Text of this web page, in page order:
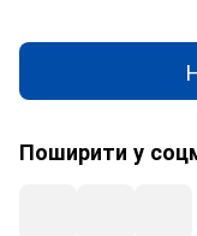
Поширити у